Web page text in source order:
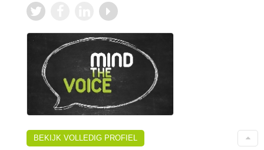
BEKIJK VOLLEDIG PROFIEL